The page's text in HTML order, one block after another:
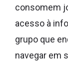
consomem
acesso à
grupo que
navegar em